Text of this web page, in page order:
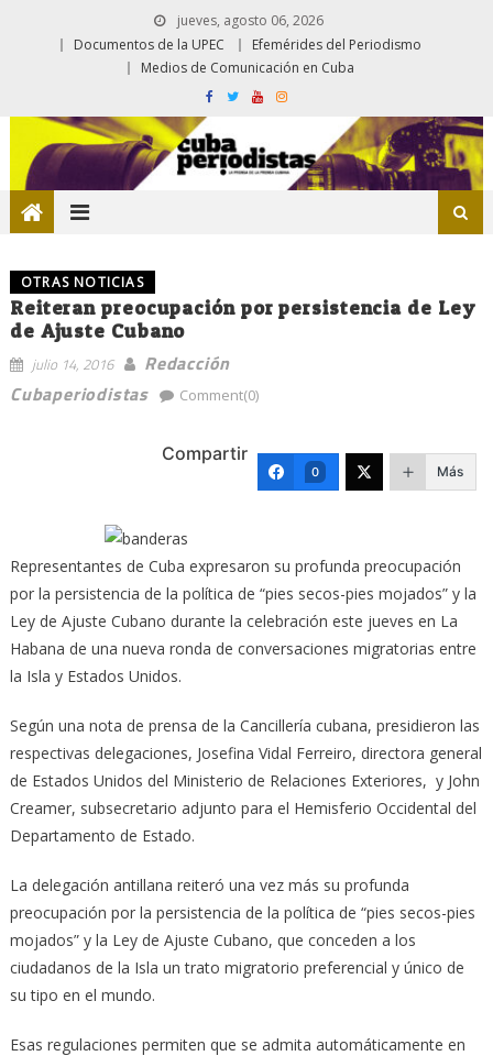
jueves, agosto 06, 2026
Documentos de la UPEC
Efemérides del Periodismo
Medios de Comunicación en Cuba
OTRAS NOTICIAS
Reiteran preocupación por persistencia de Ley
de Ajuste Cubano
julio 14, 2016
Redacción
Cubaperiodistas
Comment(0)
Compartir
0 Más
Representantes de Cuba expresaron su profunda preocupación
por la persistencia de la política de “pies secos-pies mojados” y la
Ley de Ajuste Cubano durante la celebración este jueves en La
Habana de una nueva ronda de conversaciones migratorias entre
la Isla y Estados Unidos.
Según una nota de prensa de la Cancillería cubana, presidieron las
respectivas delegaciones, Josefina Vidal Ferreiro, directora general
de Estados Unidos del Ministerio de Relaciones Exteriores, y John
Creamer, subsecretario adjunto para el Hemisferio Occidental del
Departamento de Estado.
La delegación antillana reiteró una vez más su profunda
preocupación por la persistencia de la política de “pies secos-pies
mojados” y la Ley de Ajuste Cubano, que conceden a los
ciudadanos de la Isla un trato migratorio preferencial y único de
su tipo en el mundo.
Esas regulaciones permiten que se admita automáticamente en